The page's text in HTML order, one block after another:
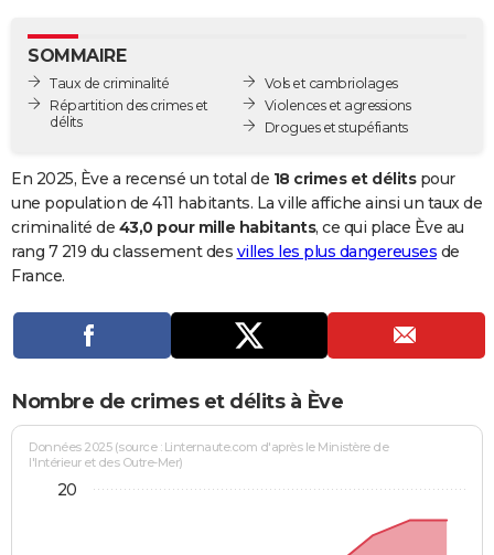
GUIDES D'ACHAT
BONS PLANS
Carte de Noël
Carte Bonne année
Carte Saint-Valentin
Carte Pâques
Carte d'anniversaire
DICTIONNAIRE
Dictionnaire
Biographies
Citations
Expressions
Proverbes
PROGRAMME TV
Se connecter
Entreprises
Service militaire
Avis de recherche
AVIS DE DÉCÈS
Bricolage
Lifestyle
Culture
Sport
Auto
Television
Voyage
Cinema
SOMMAIRE
Taux de criminalité
Répartition des crimes et
délits
Vols et cambriolages
Violences et agressions
Drogues et stupéfiants
En 2025, Ève a recensé un total de 18 crimes et délitspour
une population de 411 habitants. La ville affiche ainsi un taux de
criminalité de 43,0 pour mille habitants, ce qui place Ève au
rang 7 219 du classement des villes les plus dangereuses de
France.
Nombre de crimes et délits à Ève
Données 2025 (source : Linternaute.com d'après le Ministère de
l'Intérieur et des Outre-Mer)
20